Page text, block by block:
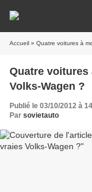
Accueil » Quatre voitures à
Quatre voitures
Volks-Wagen ?
Publié le 03/10/2012 à
Par sovietauto